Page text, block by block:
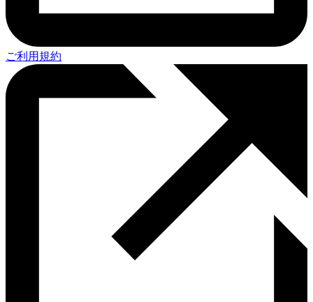
ご利用規約